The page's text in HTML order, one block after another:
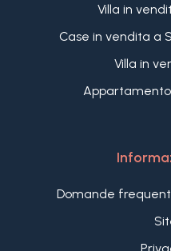
Villa in
Case in vendita a
Villa in
Domande